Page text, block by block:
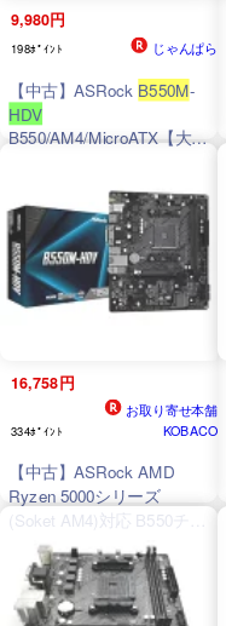
9,980円
198ﾎﾟｲﾝﾄ じゃんぱら
【中古】ASRock B550M-
HDV
B550/AM4/MicroATX【大
16,758円
334ﾎﾟｲﾝﾄ
お取り寄せ本舗
KOBACO
【中古】ASRock AMD
Ryzen 5000シリーズ
(Soket AM4)対応 B550チッ
プセット搭載 Micro ATX マ
ザーボード 【国内正規代理
店品】B550M-HDV